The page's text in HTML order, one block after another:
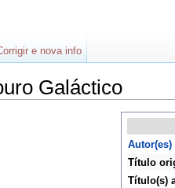
Galáctico
Autor(es)
Título
Título(s)
e nova info